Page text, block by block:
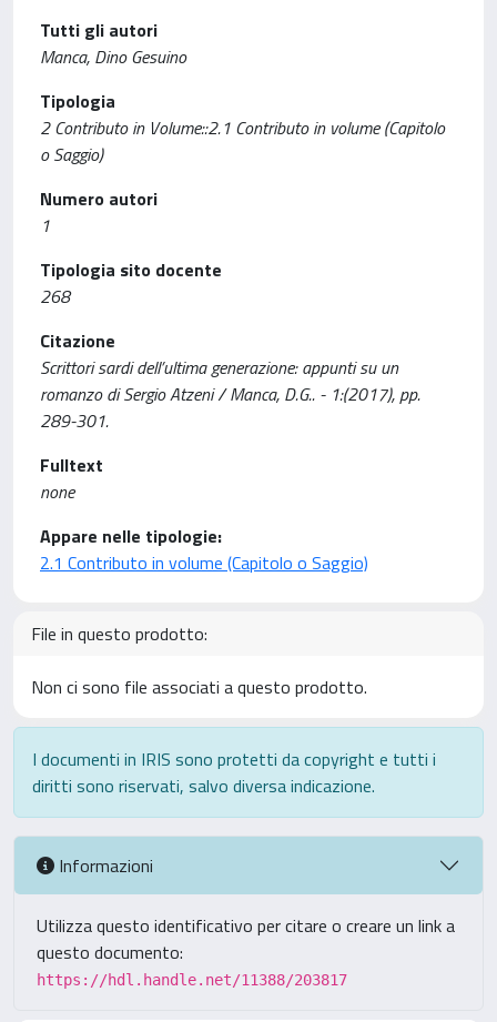
Tutti gli autori
Manca, Dino Gesuino
Tipologia
2 Contributo in Volume::2.1 Contributo in volume (Capitolo
o Saggio)
Numero autori
1
Tipologia sito docente
268
Citazione
Scrittori sardi dell’ultima generazione: appunti su un
romanzo di Sergio Atzeni / Manca, D.G.. - 1:(2017), pp.
289-301.
Fulltext
none
Appare nelle tipologie:
2.1 Contributo in volume (Capitolo o Saggio)
File in questo prodotto:
Non ci sono file associati a questo prodotto.
I documenti in IRIS sono protetti da copyright e tutti i
diritti sono riservati, salvo diversa indicazione.
Informazioni
Utilizza questo identificativo per citare o creare un link a
questo documento:
https://hdl.handle.net/11388/203817